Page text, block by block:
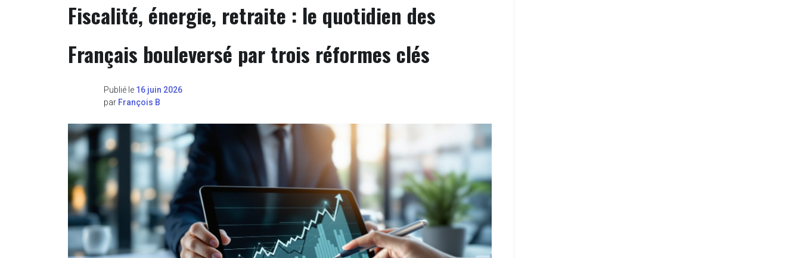
Fiscalité, énergie, retraite : le quotidien des
Français bouleversé par trois réformes clés
Publié le 16 juin 2026
par François B